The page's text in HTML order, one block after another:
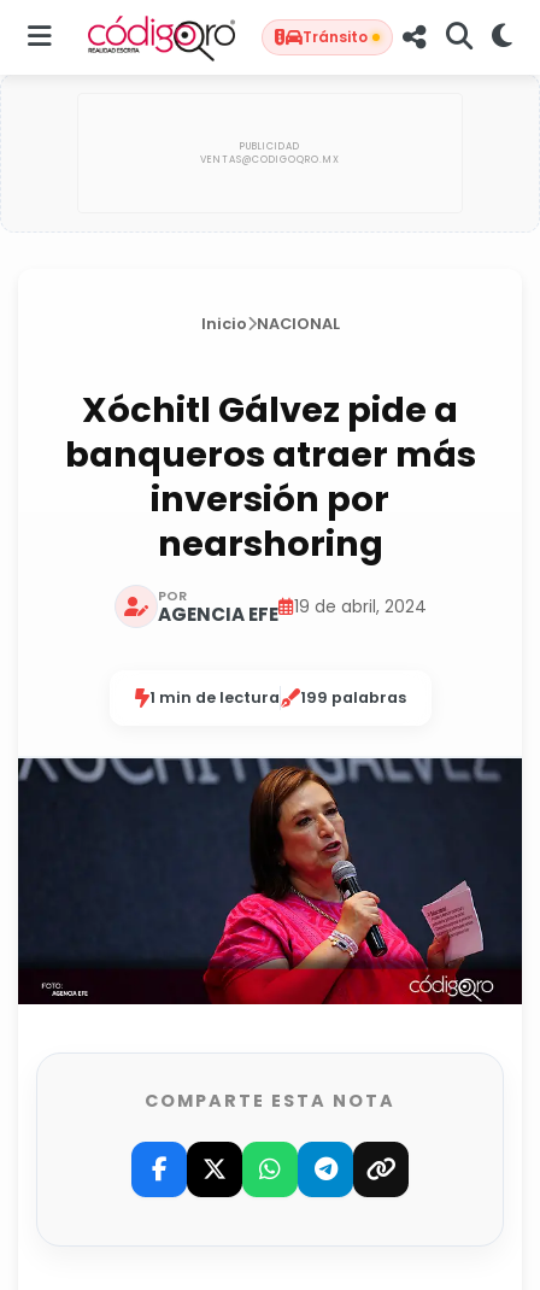
Tránsito
Inicio NACIONAL
Xóchitl Gálvez pide a
banqueros atraer más
inversión por
nearshoring
POR
AGENCIA EFE 19 de abril, 2024
1 min de lectura 199 palabras
COMPARTE ESTA NOTA